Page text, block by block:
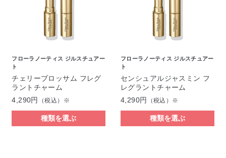
フローラノーティス ジルスチュアー
ト
チェリーブロッサム フレグ
ラントチャーム
4,290円
（税込）※
種類を選ぶ
フローラノーティス ジルスチュアー
ト
センシュアルジャスミン フ
レグラントチャーム
4,290円
（税込）※
種類を選ぶ